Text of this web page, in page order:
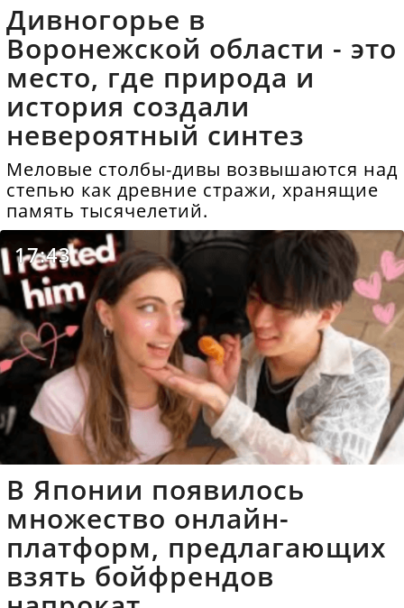
Дивногорье в
Воронежской области - это
место, где природа и
история создали
невероятный синтез
Меловые столбы-дивы возвышаются над
степью как древние стражи, хранящие
память тысячелетий.
17:43
В Японии появилось
множество онлайн-
платформ, предлагающих
взять бойфрендов